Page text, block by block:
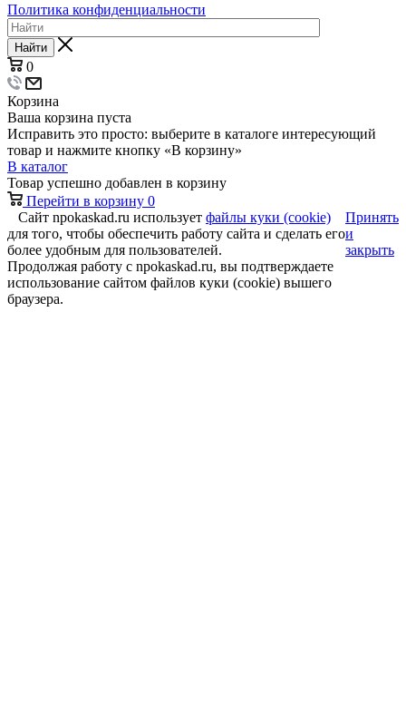
Политика конфиденциальности
Найти
0
Корзина
Ваша корзина пуста
Исправить это просто: выберите в каталоге интересующий
товар и нажмите кнопку «В корзину»
В каталог
Товар успешно добавлен в корзину
Перейти в корзину 0
Сайт npokaskad.ru использует файлы куки (cookie)
для того, чтобы обеспечить работу сайта и сделать его
более удобным для пользователей.
Продолжая работу с npokaskad.ru, вы подтверждаете
использование сайтом файлов куки (cookie) вышего
браузера.
Принять
и
закрыть